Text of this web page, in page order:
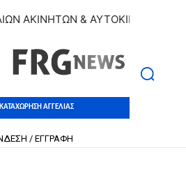
& ΑΥΤΟΚΙΝΗΤΩΝ |
ΑΓΓΕΛΙΑΣ
/ ΕΓΓΡΑΦΗ